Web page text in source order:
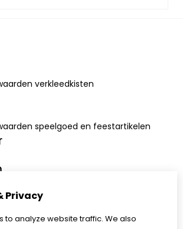
verkleedkisten
speelgoed en feestartikelen
Privacy
to analyze website traffic. We also